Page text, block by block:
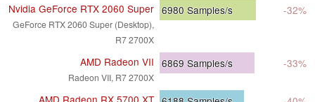
Nvidia GeForce RTX 2060 Super
GeForce RTX 2060 Super (Desktop),
R7 2700X
6980 Samples/s -32%
AMD Radeon VII
Radeon VII, R7 2700X
6869 Samples/s -33%
AMD Radeon RX 5700 XT